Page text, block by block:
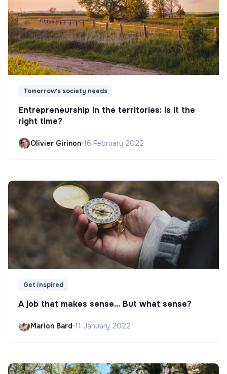
Tomorrow's society needs
Entrepreneurship in the territories: is it the
right time?
Olivier Girinon•16 February 2022
Get Inspired
A job that makes sense... But what sense?
Marion Bard•11 January 2022